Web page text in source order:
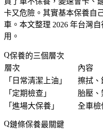
卡又危險。其實基本保養自
車。本文整理 2026 年台灣
用。
保養的三個層次
層次
內容
「 日常清潔上油 」 擦拭、
「 定期檢查 」 胎壓
「 進場大保養 」 全車檢
鏈條保養最關鍵